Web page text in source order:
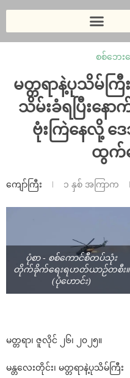
စစ်ဘေး
မတ္တရာနဲ့ပုသိမ်က
သိမ်းခံရပြီးနေ
ဗုံးကြဲနေလို့ ဒ
ထွက်ပ
ကျော်ကြီး ၁ နှစ် အကြာက
ပုံစာ - စစ်ကောင်စီတပ်သုံး
တိုက်ခိုက်ရေးရဟတ်ယာဉ်တစီး။
(ပုံဟောင်း)
မတ္တရာ၊ ဇူလိုင် ၂၆၊ ၂၀၂၅။
မန္တလေးတိုင်း၊ မတ္တရာနဲ့ပုသိမ်ကြီး